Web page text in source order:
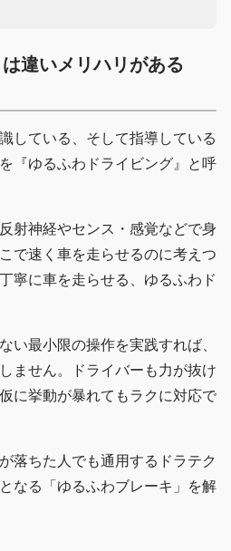
違いメリハリがある
している、そして指導している
『ゆるふわドライビング』と呼
射神経やセンス・感覚などで身
で速く車を走らせるのに考えつ
寧に車を走らせる、ゆるふわド
い最小限の操作を実践すれば、
ません。ドライバーも力が抜け
に挙動が暴れてもラクに対応で
落ちた人でも通用するドラテク
なる「ゆるふわブレーキ」を解